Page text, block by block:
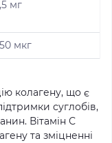
мг
мкг
колагену, що є
суглобів,
Вітамін С
та зміцненні